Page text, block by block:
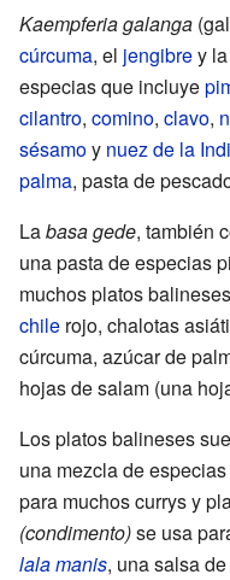
Kaempferia galanga
cúrcuma, el jengibrey la
especias que incluye
cilantro, comino, clavo,
sésamoy nuez de la
palma, pasta de
Labasa gede, también
una pasta de especias
muchos platos
chile rojo, chalotas
cúrcuma, azúcar de
hojas de salam (una
Los platos balineses
una mezcla de
para muchos currys y
(condimento)se usa
lala manis, una salsa